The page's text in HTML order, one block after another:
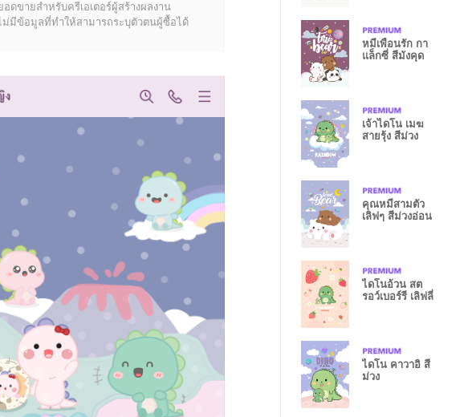
ดขายสำหรับครีเอเตอร์ผู้สร้างผลงาน
มีข้อมูลที่ทำให้สามารถระบุตัวตนผู้ซื้อได้
หมีเพื่อนรัก กา
แล็กซี่ สีมังคุด
เจ้าไดโน เมฆ
สายรุ้ง สีม่วง
คุณหมีสามตัว
เลิฟๆ สีม่วงอ่อน
ไดโนอ้วน สต
รอว์เบอร์รี เลิฟลี่
ไดโน คาวาอิ สี
ม่วง